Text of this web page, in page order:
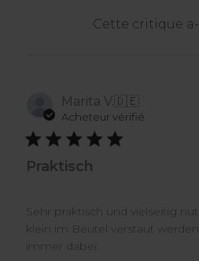
Cette critique
Marita V.🇩🇪
Acheteur vérifié
Praktisch
Sehr praktisch und vielseitig
klein im Beutel verstaut werden
immer dabei.